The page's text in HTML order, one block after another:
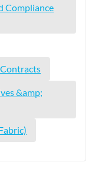
Compliance
&amp;